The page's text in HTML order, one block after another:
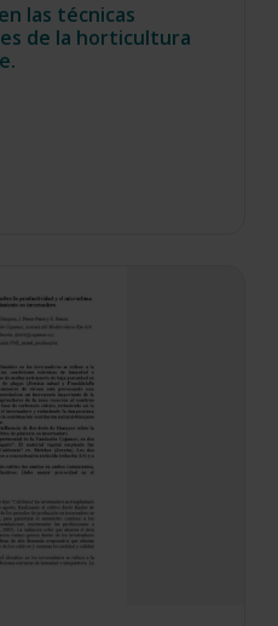
las técnicas
de la horticultura